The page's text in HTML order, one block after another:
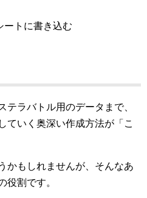
ートに書き込む
テラバトル用のデータまで、
ていく奥深い作成方法が「こ
かもしれませんが、そんなあ
役割です。